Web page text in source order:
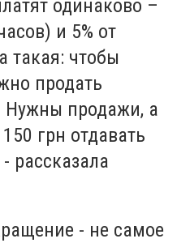
одинаково –
и 5% от
такая: чтобы
продать
Нужны продажи, а
грн отдавать
рассказала
- не самое